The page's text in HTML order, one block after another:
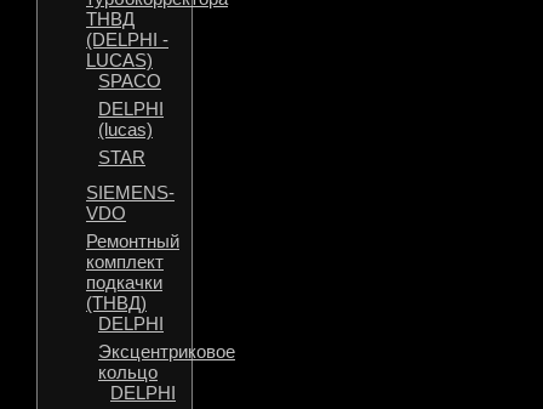
ТНВД
(DELPHI -
LUCAS)
SPACO
DELPHI
(lucas)
STAR
SIEMENS-
VDO
Ремонтный
комплект
подкачки
(ТНВД)
DELPHI
Эксцентриковое
кольцо
DELPHI